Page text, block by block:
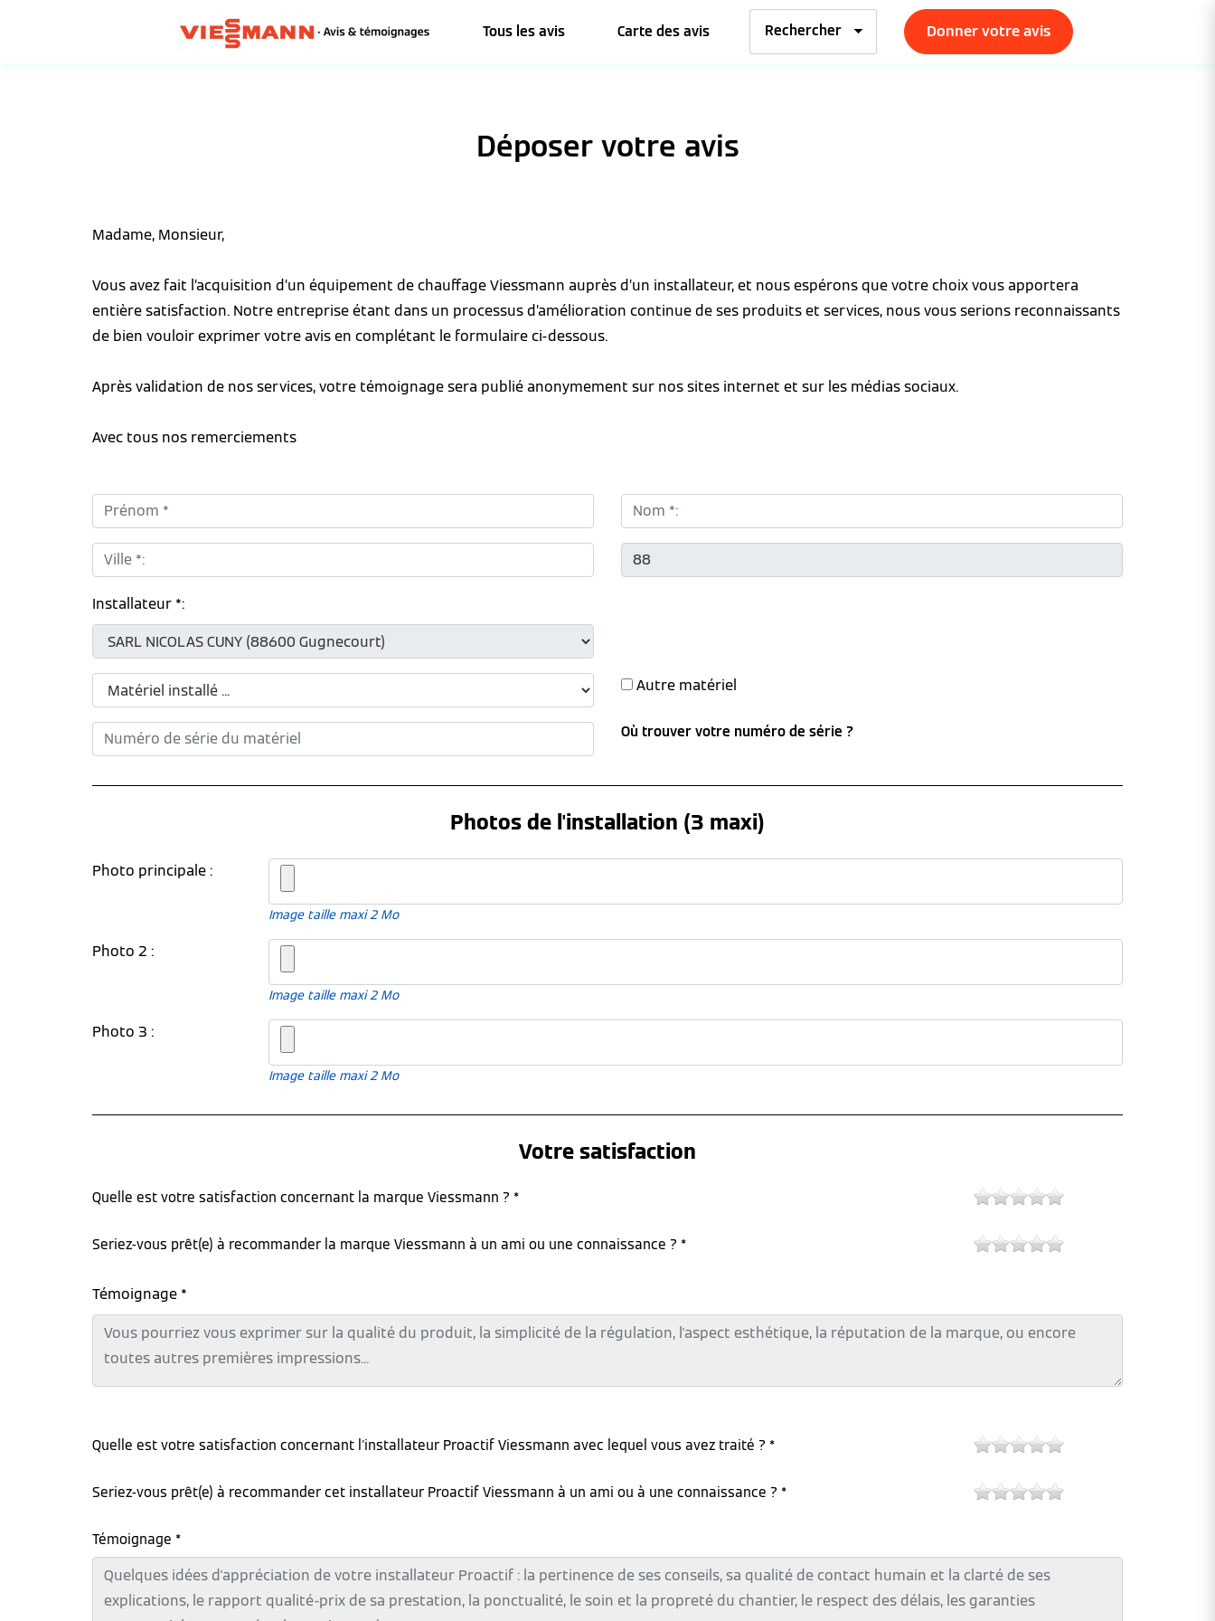
Tous les avis Carte des avis Donner votre avis
Déposer votre avis
Madame, Monsieur,
Vous avez fait l’acquisition d’un équipement de chauffage Viessmann auprès d’un installateur, et nous espérons que votre choix vous apportera
entière satisfaction. Notre entreprise étant dans un processus d’amélioration continue de ses produits et services, nous vous serions reconnaissants
de bien vouloir exprimer votre avis en complétant le formulaire ci-dessous.
Après validation de nos services, votre témoignage sera publié anonymement sur nos sites internet et sur les médias sociaux.
Avec tous nos remerciements
Prénom *: Nom *:
Ville *: CP *:
Installateur *:
Autre matériel
Où trouver votre numéro de série ?
Photos de l'installation (3 maxi)
Photo principale :
Image taille maxi 2 Mo
Photo 2 :
Image taille maxi 2 Mo
Photo 3 :
Image taille maxi 2 Mo
Votre satisfaction
Quelle est votre satisfaction concernant la marque Viessmann ? *
Seriez-vous prêt(e) à recommander la marque Viessmann à un ami ou une connaissance ? *
Témoignage *
Quelle est votre satisfaction concernant l'installateur Proactif Viessmann avec lequel vous avez traité ? *
Seriez-vous prêt(e) à recommander cet installateur Proactif Viessmann à un ami ou à une connaissance ? *
Témoignage *